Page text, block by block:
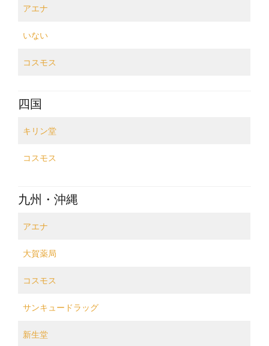
アエナ
いない
コスモス
四国
キリン堂
コスモス
九州・沖縄
アエナ
大賀薬局
コスモス
サンキュードラッグ
新生堂